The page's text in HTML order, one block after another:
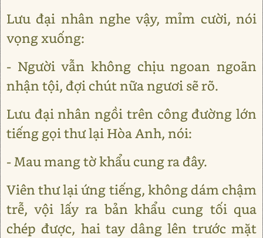
Lưu đại nhân nghe vậy, mỉm cười, nói
vọng xuống:
- Người vẫn không chịu ngoan ngoãn
nhận tội, đợi chút nữa ngươi sẽ rõ.
Lưu đại nhân ngồi trên công đường lớn
tiếng gọi thư lại Hòa Anh, nói:
- Mau mang tờ khẩu cung ra đây.
Viên thư lại ứng tiếng, không dám chậm
trễ, vội lấy ra bản khẩu cung tối qua
chép được, hai tay dâng lên trước mặt